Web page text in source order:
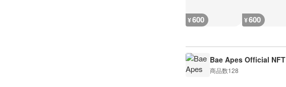
¥600 ¥600
Bae Apes Official NFT
商品数128